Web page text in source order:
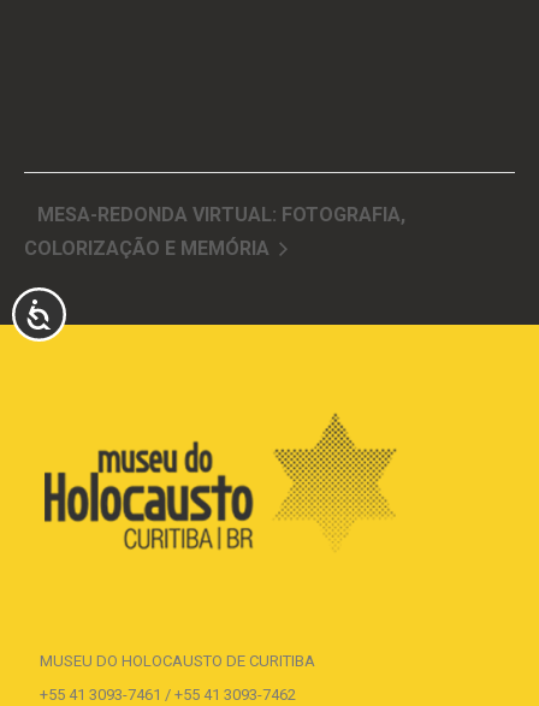
ACESSIBILIDADE
MESA-REDONDA VIRTUAL: FOTOGRAFIA,
COLORIZAÇÃO E MEMÓRIA
MUSEU DO HOLOCAUSTO DE CURITIBA
+55 41 3093-7461 / +55 41 3093-7462